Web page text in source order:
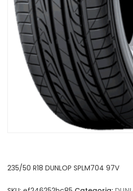
235/50 R18 DUNLOP SPLM704 97V